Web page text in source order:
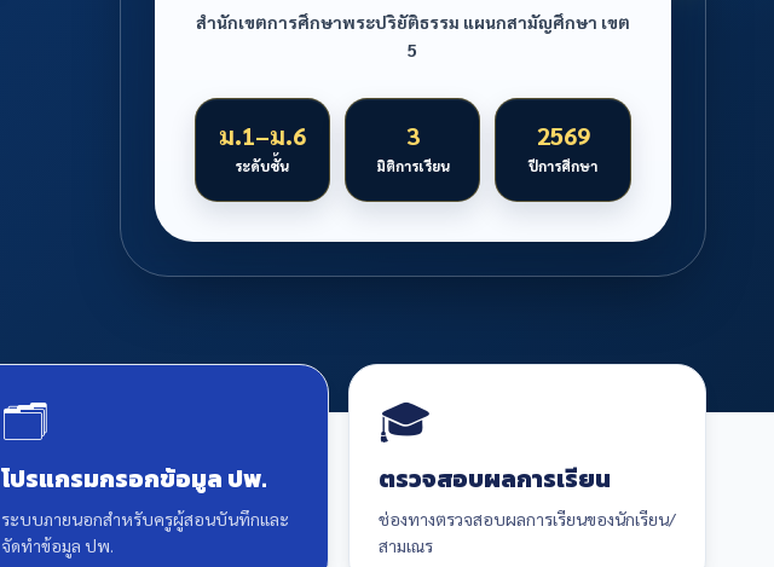
สำนักเขตการศึกษาพระปริยัติธรรม แผนกสามัญศึกษา เขต
5
ม.1–ม.6
ระดับชั้น
3
มิติการเรียน
2569
ปีการศึกษา
🗂️
โปรแกรมกรอกข้อมูล ปพ.
ระบบภายนอกสำหรับครูผู้สอนบันทึกและ
จัดทำข้อมูล ปพ.
🎓
ตรวจสอบผลการเรียน
ช่องทางตรวจสอบผลการเรียนของนักเรียน/
สามเณร